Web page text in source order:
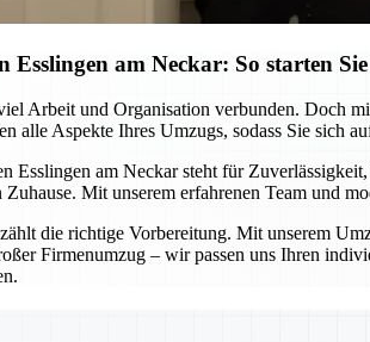
Esslingen am Neckar: So starten
Arbeit und Organisation verbunden. Doch
alle Aspekte Ihres Umzugs, sodass Sie sich
Esslingen am Neckar steht für
Mit unserem erfahrenen Team und
die richtige Vorbereitung. Mit unserem
Firmenumzug – wir passen uns Ihren